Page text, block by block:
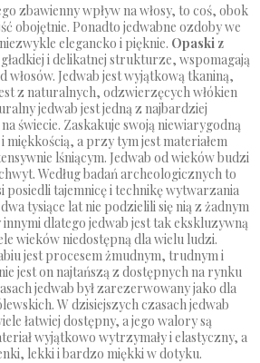
zbawienny wpływ na włosy, to coś, obok
obojętnie. Ponadto jedwabne ozdoby we
elegancko i pięknie. Opaski z
i delikatnej strukturze, wspomagają
włosów. Jedwab jest wyjątkową tkaniną,
z naturalnych, odzwierzęcych włókien
jedwab jest jedną z najbardziej
świecie. Zaskakuje swoją niewiarygodną
miękkością, a przy tym jest materiałem
lśniącym. Jedwab od wieków budzi
Według badań archeologicznych to
posiedli tajemnicę i technikę wytwarzania
tysiące lat nie podzielili się nią z żadnym
dlatego jedwab jest tak ekskluzywną
wieków niedostępną dla wielu ludzi.
jest procesem żmudnym, trudnym i
jest on najtańszą z dostępnych na rynku
jedwab był zarezerwowany jako dla
W dzisiejszych czasach jedwab
łatwiej dostępny, a jego walory są
wyjątkowo wytrzymały i elastyczny, a
lekki i bardzo miękki w dotyku.